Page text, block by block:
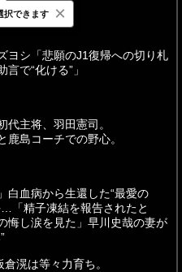
間 週間
ヨシ「悲願のJ1復帰への切り札
で“化ける”」
代主将、羽田憲司。
鹿島コーチでの野心。
白血病から生還した“最愛の
…「精子凍結を報告されたと
悔し涙を見た」早川史哉の妻が
滉は等々力育ち。
択できます ×